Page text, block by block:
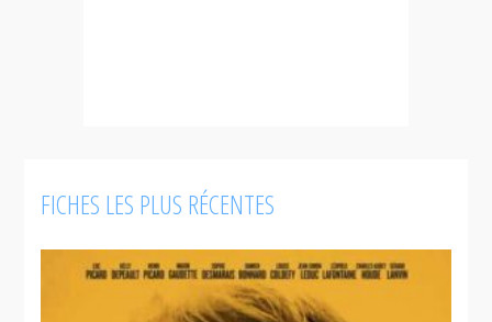
FICHES LES PLUS RÉCENTES